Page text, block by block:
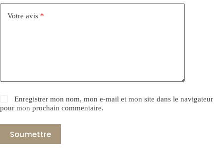
Votre avis *
Enregistrer mon nom, mon e-mail et mon site dans le navigateur
pour mon prochain commentaire.
Soumettre